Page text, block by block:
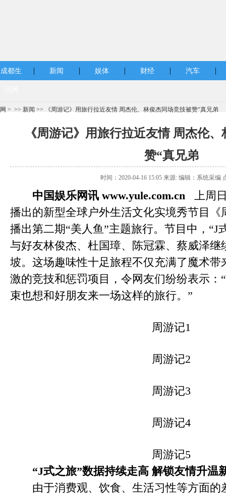
成都生 | 新闻 | 娱体 | 财经 | 汽车 |
网 > >> 新闻 >> 《周游记》用旅行拉近友情 周杰伦、林俊杰同场竞技被赞“真兄弟
《周游记》用旅行拉近友情 周杰伦
赞“真兄弟
时间：2020-04-16 15:05 来源: 编辑：系统采编
中国娱乐网讯 www.yule.com.cn 上周
播出的新型全球户外生活文化实境秀节目《
播出第二期“美人鱼”主题旅行。节目中，“J
与好友林俊杰、杜国璋、陈冠霖、蔡威泽继
坡。这场趣味性十足旅程不仅充满了魔术带
激的竞技和惩罚项目，令网友们纷纷表示：
束也想和好朋友来一场这样的旅行。”
周游记1
周游记2
周游记3
周游记4
周游记5
“J式之旅”数据持续走高 解锁友情升温
由于消费观、饮食、生活习性等方面的